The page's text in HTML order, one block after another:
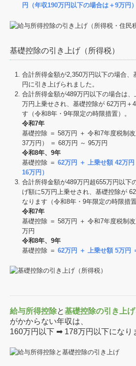
円（年収190万円以下の場合は＋9万円）
基礎控除の引き上げ（所得税）
合計所得⾦額が2,350万円以下の場合
円に引き上げられました。
合計所得⾦額が489万円以下の場合は
万円上乗せされ、基礎控除が 62万円＋
す（令和8年・9年限定の時限措置）。
令和7年
基礎控除 ＝ 58万円 ＋ 令和7年度税制
37万円） ＝ 68万円 ～ 95万円
令和8年、9年
基礎控除 ＝ 62万円 ＋ 上乗せ額 42万
16万円）
合計所得⾦額が489万円超655万円以下
げ額に5万円上乗せされ、基礎控除が
なります（令和8年・9年限定の時限措置
令和7年
基礎控除 ＝ 58万円 ＋ 令和7年度税制
万円
令和8年、9年
基礎控除 ＝ 62万円 ＋ 上乗せ額 5万円
給与所得控除と基礎控除の引き上げ
がかからない年収は、
160万円以下 ➡ 178万円以下になり